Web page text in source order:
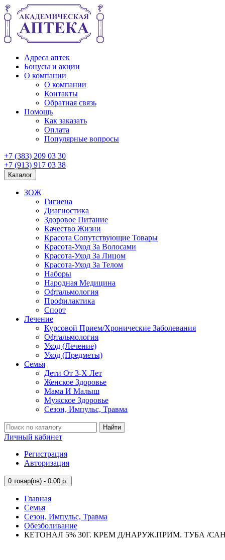
Адреса аптек
Бонусы и акции
О компании
О компании
Контакты
Обратная связь
Помощь
Как заказать
Оплата
Популярные вопросы
+7 (383) 209 03 30
+7 (913) 917 03 38
Каталог
ЗОЖ
Гигиена
Диагностика
Здоровое Питание
Качество Жизни
Красота Сопутствующие Товары
Красота-Уход За Волосами
Красота-Уход За Лицом
Красота-Уход За Телом
Наборы
Народная Медицина
Офтальмология
Профилактика
Спорт
Лечение
Курсовой Прием/Хронические Заболевания
Офтальмология
Уход (Лечение)
Уход (Предметы)
Семья
Дети От 3-Х Лет
Женское Здоровье
Мама И Малыш
Мужское Здоровье
Сезон, Импульс, Травма
Найти
Личный кабинет
Регистрация
Авторизация
0 товар(ов) - 0.00 р.
Главная
Семья
Сезон, Импульс, Травма
Обезболивание
КЕТОНАЛ 5% 30Г. КРЕМ Д/НАРУЖ.ПРИМ. ТУБА /